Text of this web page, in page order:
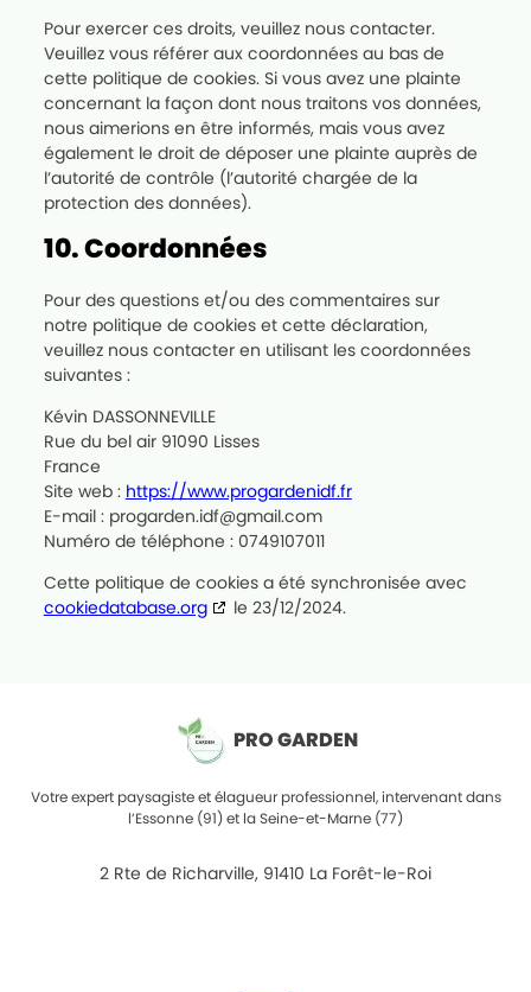
Pour exercer ces droits, veuillez nous contacter.
Veuillez vous référer aux coordonnées au bas de
cette politique de cookies. Si vous avez une plainte
concernant la façon dont nous traitons vos données,
nous aimerions en être informés, mais vous avez
également le droit de déposer une plainte auprès de
l’autorité de contrôle (l’autorité chargée de la
protection des données).
10. Coordonnées
Pour des questions et/ou des commentaires sur
notre politique de cookies et cette déclaration,
veuillez nous contacter en utilisant les coordonnées
suivantes :
Kévin DASSONNEVILLE
Rue du bel air 91090 Lisses
France
Site web : https://www.progardenidf.fr
E-mail : progarden.idf@gmail.com
Numéro de téléphone : 0749107011
Cette politique de cookies a été synchronisée avec
cookiedatabase.org
le 23/12/2024.
PRO GARDEN
Votre expert paysagiste et élagueur professionnel, intervenant dans
l’Essonne (91) et la Seine-et-Marne (77)
2 Rte de Richarville, 91410 La Forêt-le-Roi